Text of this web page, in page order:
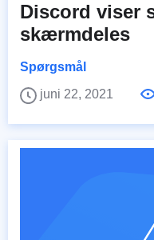
Discord viser
skærmdeles
Spørgsmål
juni 22, 2021